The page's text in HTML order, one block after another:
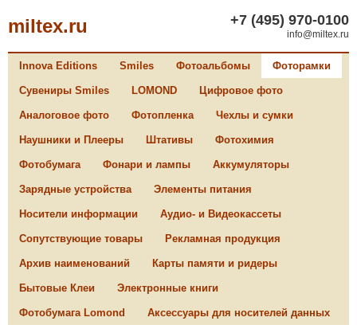
miltex.ru +7 (495) 970-0100
info@miltex.ru
Innova Editions Smiles Фотоальбомы Фоторамки
Сувениры Smiles LOMOND Цифровое фото
Аналоговое фото Фотопленка Чехлы и сумки
Наушники и Плееры Штативы Фотохимия
Фотобумага Фонари и лампы Аккумуляторы
Зарядные устройства Элементы питания
Носители информации Аудио- и Видеокассеты
Сопутствующие товары Рекламная продукция
Архив наименований Карты памяти и ридеры
Бытовые Клеи Электронные книги
Фотобумага Lomond Аксессуары для носителей данных